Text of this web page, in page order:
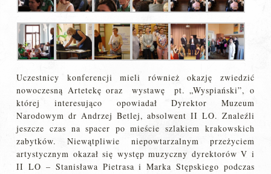
Uczestnicy konferencji mieli również okazję zwiedzić
nowoczesną Artetekę oraz wystawę pt. „Wyspiański”, o
której interesująco opowiadał Dyrektor Muzeum
Narodowym dr Andrzej Betlej, absolwent II LO. Znaleźli
jeszcze czas na spacer po mieście szlakiem krakowskich
zabytków. Niewątpliwie niepowtarzalnym przeżyciem
artystycznym okazał się występ muzyczny dyrektorów V i
II LO – Stanisława Pietrasa i Marka Stępskiego podczas